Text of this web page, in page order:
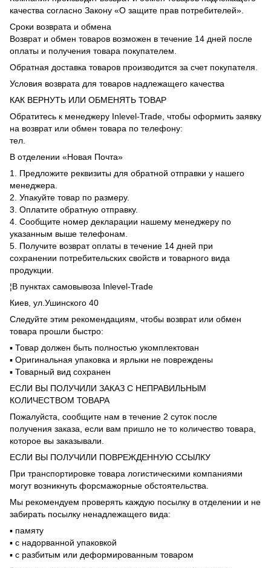
качества согласно Закону «О защите прав потребителей».
Сроки возврата и обмена
Возврат и обмен товаров возможен в течение 14 дней после
оплаты и получения товара покупателем.
Обратная доставка товаров производится за счет покупателя.
Условия возврата для товаров надлежащего качества
КАК ВЕРНУТЬ ИЛИ ОБМЕНЯТЬ ТОВАР
Обратитесь к менеджеру Inlevel-Trade, чтобы оформить заявку
на возврат или обмен товара по телефону:
тел.
В отделении «Новая Почта»
1. Предложите реквизиты для обратной отправки у нашего
менеджера.
2. Упакуйте товар по размеру.
3. Оплатите обратную отправку.
4. Сообщите номер декларации нашему менеджеру по
указанным выше телефонам.
5. Получите возврат оплаты в течение 14 дней при
сохранении потребительских свойств и товарного вида
продукции.
¦В пунктах самовывоза Inlevel-Trade
Киев, ул.Ушинского 40
Следуйте этим рекомендациям, чтобы возврат или обмен
товара прошли быстро:
▪️ Товар должен быть полностью укомплектован
▪️ Оригинальная упаковка и ярлыки не повреждены
▪️ Товарный вид сохранен
ЕСЛИ ВЫ ПОЛУЧИЛИ ЗАКАЗ С НЕПРАВИЛЬНЫМ
КОЛИЧЕСТВОМ ТОВАРА
Пожалуйста, сообщите нам в течение 2 суток после
получения заказа, если вам пришло не то количество товара,
которое вы заказывали.
ЕСЛИ ВЫ ПОЛУЧИЛИ ПОВРЕЖДЕННУЮ ССЫЛКУ
При транспортировке товара логистическими компаниями
могут возникнуть форсмажорные обстоятельства.
Мы рекомендуем проверять каждую посылку в отделении и не
забирать посылку ненадлежащего вида:
▪️ памяту
▪️ с надорванной упаковкой
▪️ с разбитым или деформированным товаром